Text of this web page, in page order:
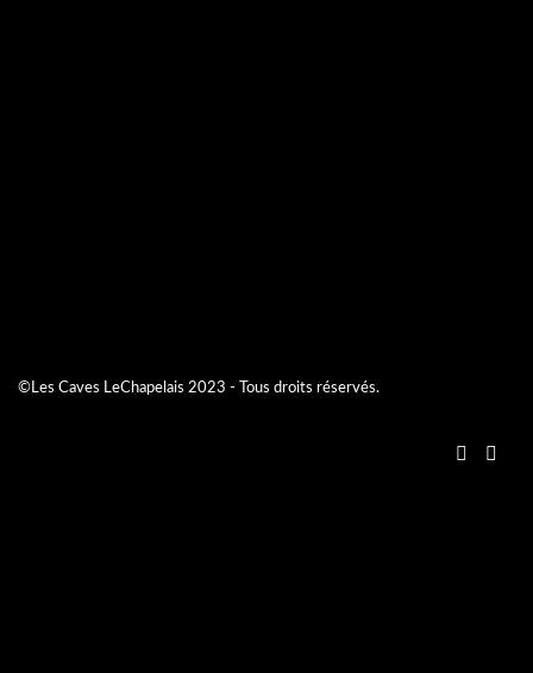
©Les Caves LeChapelais 2023 - Tous droits réservés.